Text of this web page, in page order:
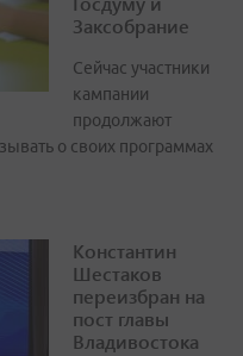
Заксобрание
Сейчас участники
кампании
продолжают
о своих программах
Константин
Шестаков
переизбран на
пост главы
Владивостока